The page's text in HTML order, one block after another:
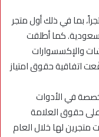
الأزياء، افتتحت ماجد الفطيم 27 متجراً، بما في ذلك أول متجر
كما أطلقت
والإكسسوارات
اتفاقية حقوق امتياز
في الأدوات
على حقوق العلامة
متجرين لها خلال العام